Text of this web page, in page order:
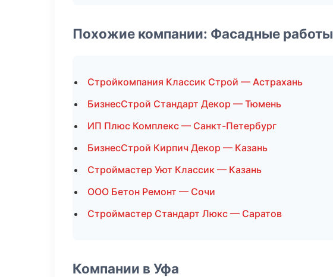
Похожие компании: Фасадные работы
Стройкомпания Классик Строй — Астрахань
БизнесСтрой Стандарт Декор — Тюмень
ИП Плюс Комплекс — Санкт-Петербург
БизнесСтрой Кирпич Декор — Казань
Строймастер Уют Классик — Казань
ООО Бетон Ремонт — Сочи
Строймастер Стандарт Люкс — Саратов
Компании в Уфа